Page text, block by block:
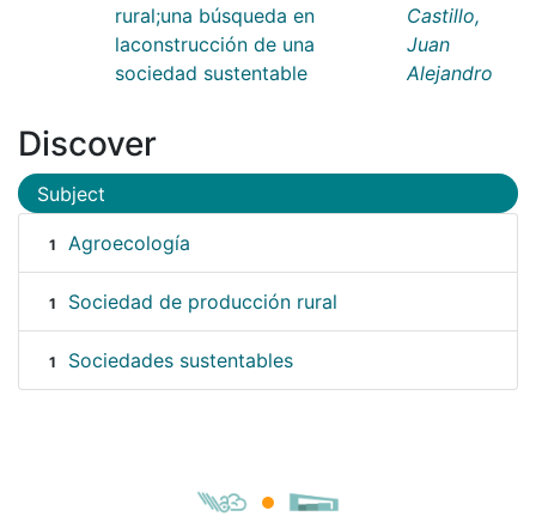
rural;una búsqueda en
laconstrucción de una
sociedad sustentable
Castillo,
Juan
Alejandro
Discover
Subject
1 Agroecología
1 Sociedad de producción rural
1 Sociedades sustentables